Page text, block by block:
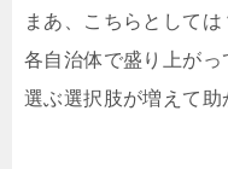
まあ、こちらとしては
各自治体で盛り上がっ
選ぶ選択肢が増えて